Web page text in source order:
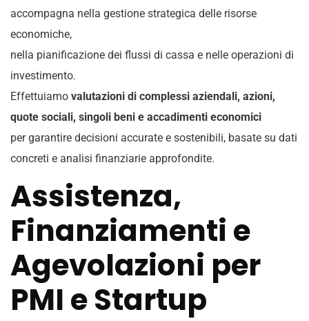
accompagna nella gestione strategica delle risorse
economiche,
nella pianificazione dei flussi di cassa e nelle operazioni di
investimento.
Effettuiamo valutazioni di complessi aziendali, azioni,
quote sociali, singoli beni e accadimenti economici
per garantire decisioni accurate e sostenibili, basate su dati
concreti e analisi finanziarie approfondite.
Assistenza,
Finanziamenti e
Agevolazioni per
PMI e Startup